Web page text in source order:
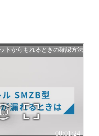
ビスでご使用され
談窓口」に直接お問
書の内容は変更さ
に掲載されている取
れている取扱説明
ので、あらかじめ